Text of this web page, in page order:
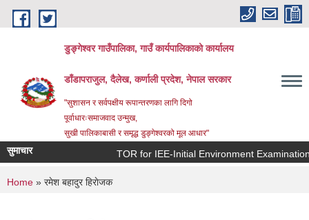
Skip to main content
डुङ्गेश्वर गाउँपालिका, गाउँ कार्यपालिकाको कार्यालय
डाँडापराजुल, दैलेख, कर्णाली प्रदेश, नेपाल सरकार
"सुशासन र सर्वपक्षीय रूपान्तरणका लागि दिगो
पूर्वाधारःसमाजवाद उन्मुख,
सुखी पालिकाबासी र समृद्ध डुङ्गेश्वरको मूल आधार"
सुमाचार TOR for IEE-Initial Environment
You are here
Home » रमेश बहादुर हिराेजक